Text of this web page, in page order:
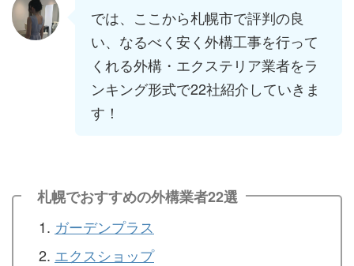
では、ここから札幌市で評判の良
い、なるべく安く外構工事を行って
くれる外構・エクステリア業者をラ
ンキング形式で22社紹介していきま
す！
札幌でおすすめの外構業者22選
ガーデンプラス
エクスショップ